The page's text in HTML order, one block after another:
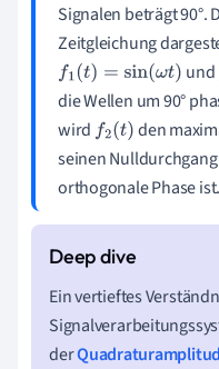
Signalen beträgt 90°.
Zeitgleichung
f1(t)=sin ωt) und
die Wellen um 90°
wird f2(t) den
seinen
orthogonale Phase ist.
Ein vertieftes
der